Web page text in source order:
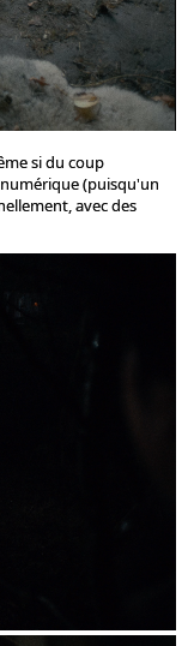
si du coup
(puisqu'un
avec des